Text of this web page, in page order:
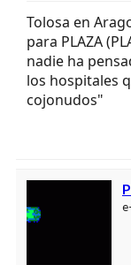
Tolosa en
para PLAZA
nadie ha
los hospitales
cojonudos"